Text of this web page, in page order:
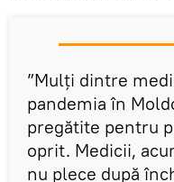
”Mulți dintre
pandemia în
pregătite pentru
oprit. Medicii,
nu plece după